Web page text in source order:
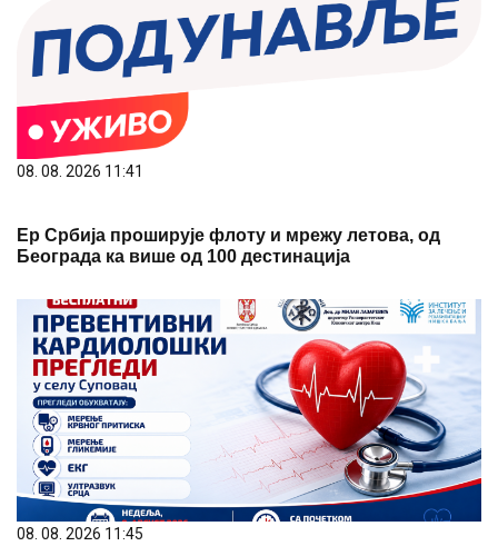
08. 08. 2026 11:41
Ер Србија проширује флоту и мрежу летова, од
Београда ка више од 100 дестинација
08. 08. 2026 11:45